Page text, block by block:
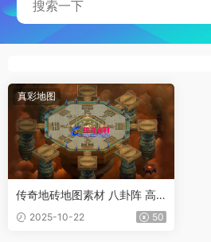
真彩地图
传奇地砖地图素材 八卦阵 高
清地砖 无缝封边
2025-10-22 50